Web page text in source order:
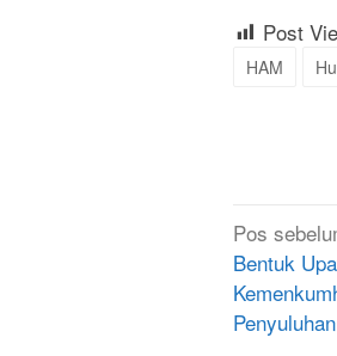
Post
HAM
pos
Pos
Bentuk